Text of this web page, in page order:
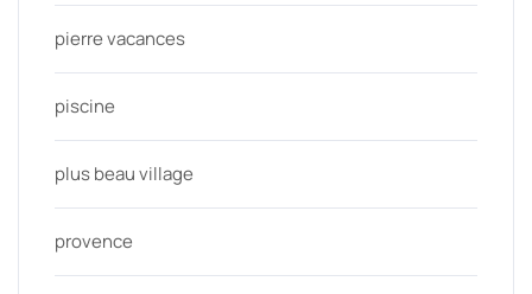
pierre vacances
piscine
plus beau village
provence